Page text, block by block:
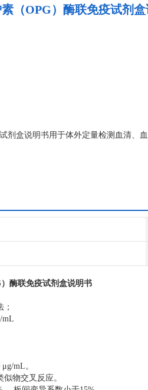
（OPG）酶联免疫试剂
剂盒说明书用于体外定量检测血清、
酶联免疫试剂盒说明书
mL
mL。
物交叉反应。